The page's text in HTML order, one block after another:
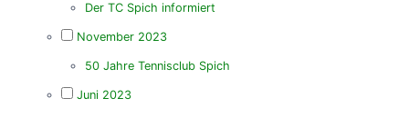
Der TC Spich informiert
November 2023
50 Jahre Tennisclub Spich
Juni 2023